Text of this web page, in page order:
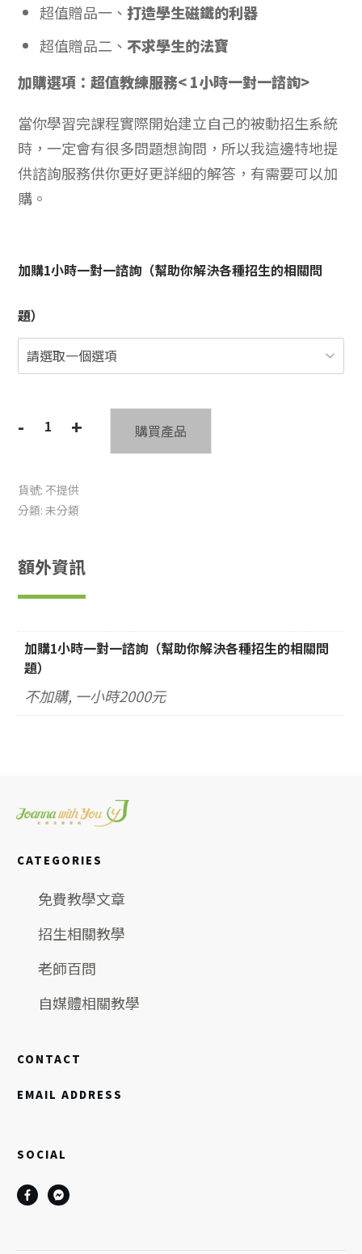
到
NT$5,540
超值贈品一、 打造學生磁鐵的利器
超值贈品二、 不求學生的法寶
加購選項：超值教練服務< 1小時一對一諮詢>
當你學習完課程實際開始建立自己的被動招生系統
時，一定會有很多問題想詢問，所以我這邊特地提
供諮詢服務供你更好更詳細的解答，有需要可以加
購。
加購1小時一對一諮詢（幫助你解決各種招生的相關問
題）
-
OYL
之
鑰
秘
笈
數
量
+ 購買產品
貨號: 不提供
分類: 未分類
額外資訊
加購1小時一對一諮詢（幫助你解決各種招生的相關問
題）
不加購, 一小時2000元
CATEGORIES
免費教學文章
招生相關教學
老師百問
自媒體相關教學
CONTACT
EMAIL ADDRESS
SOCIAL